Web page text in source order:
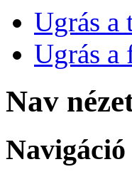
Ugrás a
Ugrás a
Nav
Navigáció